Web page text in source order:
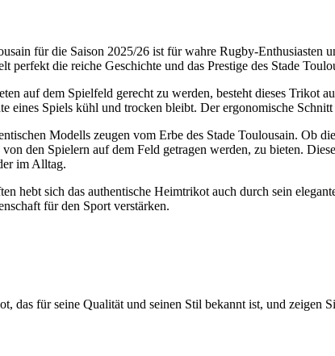
für die Saison 2025/26 ist für wahre Rugby-
die reiche Geschichte und das Prestige des Stade
auf dem Spielfeld gerecht zu werden, besteht dieses Trikot
eines Spiels kühl und trocken bleibt. Der ergonomische
Modells zeugen vom Erbe des Stade Toulousain.
den Spielern auf dem Feld getragen werden, zu bieten.
im Alltag.
hebt sich das authentische Heimtrikot auch durch sein
für den Sport verstärken.
das für seine Qualität und seinen Stil bekannt ist, und zeigen